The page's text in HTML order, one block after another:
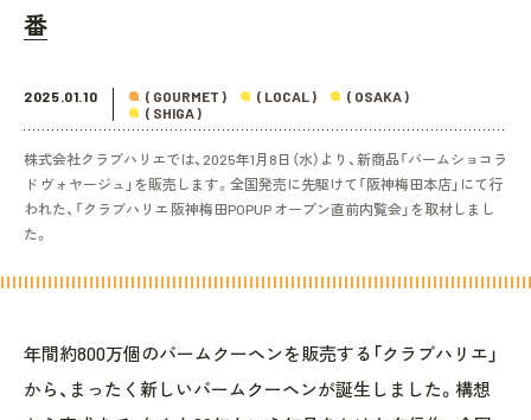
番
2025.01.10 ( GOURMET ) ( LOCAL )
( OSAKA )
( SHIGA )
株式会社クラブハリエでは、2025年1月8日（水）より、新商品「バームショコラ
ド ヴォヤージュ」を販売します。全国発売に先駆けて「阪神梅田本店」にて行
われた、「クラブハリエ 阪神梅田POPUP オープン直前内覧会」を取材しまし
た。
年間約800万個のバームクーヘンを販売する「クラブハリエ」
から、まったく新しいバームクーヘンが誕生しました。構想